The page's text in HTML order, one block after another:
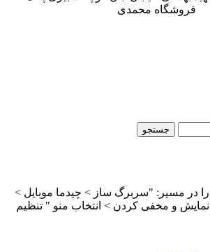
فروشگاه محمدی
جستجو
در مسیر: "سربرگ ساز > چیدما موبایل >
و مخفی کردن > انتخاب منو " تنظیم